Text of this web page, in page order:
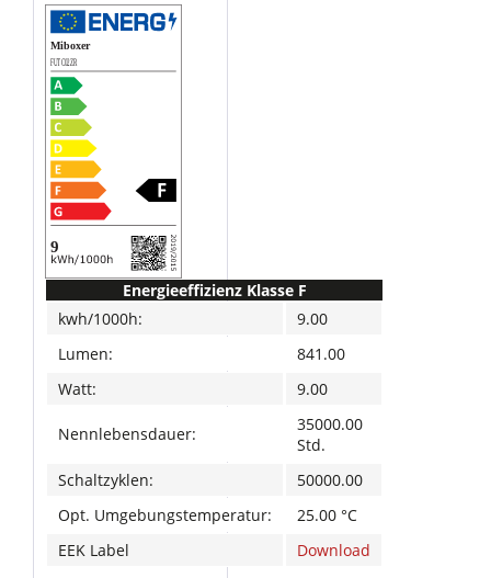
Energieeffizienz Klasse F
kwh/1000h:
9.00
Lumen:
841.00
Watt:
9.00
Nennlebensdauer:
35000.00
Std.
Schaltzyklen:
50000.00
Opt. Umgebungstemperatur:
25.00 °C
EEK Label
Download